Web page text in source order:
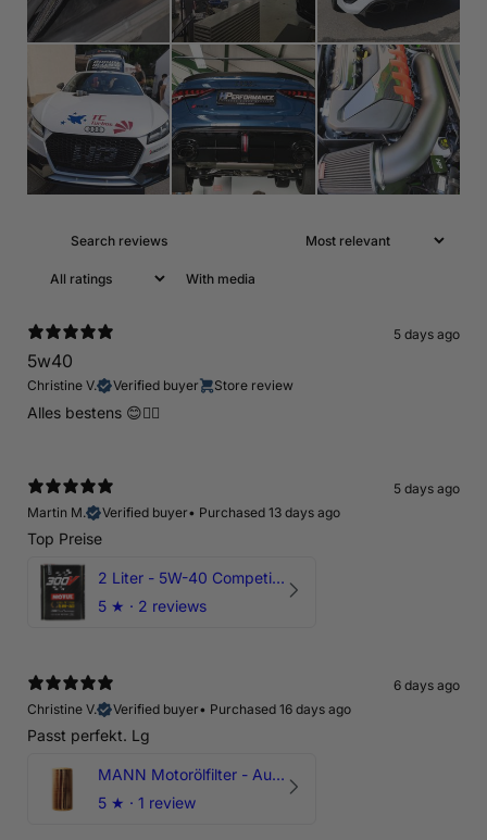
With media
5 days ago
5w40
Christine V. Verified buyer Store review
Alles bestens 😊👍🏻
5 days ago
Martin M.
Verified buyer• Purchased 13 days ago
Top Preise
2 Liter - 5W-40 Competition 300V Motul Motoröl
5 ★ · 2 reviews
6 days ago
Christine V.
Verified buyer• Purchased 16 days ago
Passt perfekt. Lg
MANN Motorölfilter - Audi RS3 TTRS RSQ3 VZ5 - DAZ DNW
5 ★ · 1 review